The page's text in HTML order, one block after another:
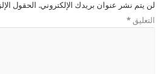
لن يتم نشر عنوان بريدك الإلكتروني. الحقول
التعليق*